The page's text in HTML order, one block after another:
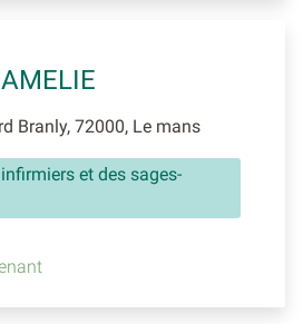
Branly, 72000, Le mans
et des sages-